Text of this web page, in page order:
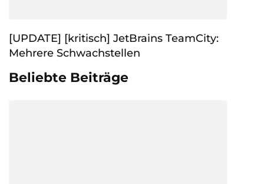
[UPDATE] [kritisch] JetBrains TeamCity:
Mehrere Schwachstellen
Beliebte Beiträge